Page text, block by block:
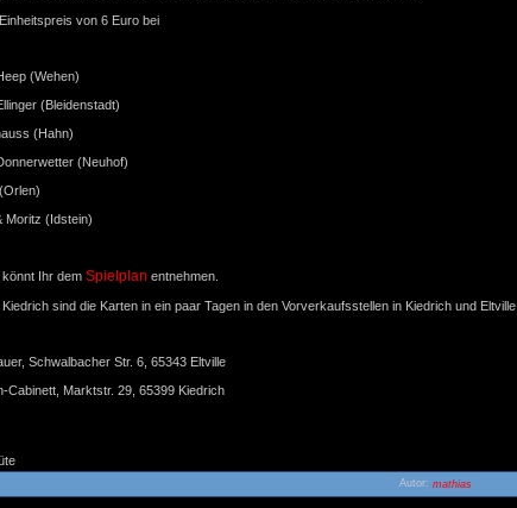
von 6 Euro bei
(Wehen)
(Bleidenstadt)
(Hahn)
(Neuhof)
Moritz (Idstein)
könnt Ihr dem Spielplan entnehmen.
sind die Karten in ein paar Tagen in den Vorverkaufsstellen in Kiedrich und Eltville
Schwalbacher Str. 6, 65343 Eltville
Cabinett, Marktstr. 29, 65399 Kiedrich
Autor: mathias